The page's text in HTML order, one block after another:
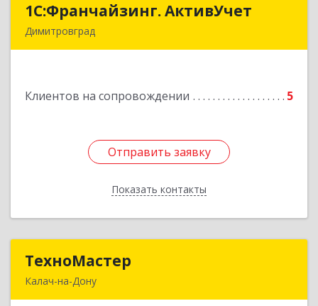
1С:Франчайзинг. АктивУчет
Димитровград
Клиентов на сопровождении 5
Отправить заявку
Показать контакты
1С:Франчайзинг. АктивУчет
Подробнее
Отправить заявку
Назад
ТехноМастер
Калач-на-Дону